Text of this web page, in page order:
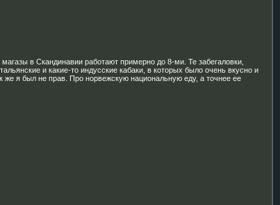
в Скандинавии работают примерно до 8-ми. Те забегаловки,
и какие-то индусские кабаки, в которых было очень вкусно и
я был не прав. Про норвежскую национальную еду, а точнее ее